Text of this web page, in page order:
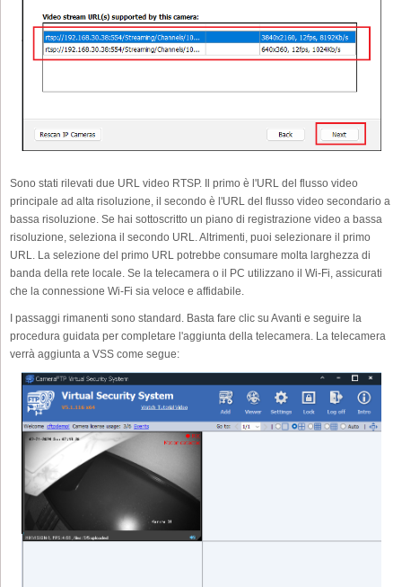
Sono stati rilevati due URL video RTSP. Il primo è l'URL del flusso video
principale ad alta risoluzione, il secondo è l'URL del flusso video secondario a
bassa risoluzione. Se hai sottoscritto un piano di registrazione video a bassa
risoluzione, seleziona il secondo URL. Altrimenti, puoi selezionare il primo
URL. La selezione del primo URL potrebbe consumare molta larghezza di
banda della rete locale. Se la telecamera o il PC utilizzano il Wi-Fi, assicurati
che la connessione Wi-Fi sia veloce e affidabile.
I passaggi rimanenti sono standard. Basta fare clic su Avanti e seguire la
procedura guidata per completare l'aggiunta della telecamera. La telecamera
verrà aggiunta a VSS come segue: